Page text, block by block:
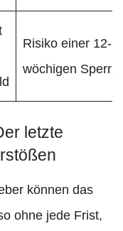
Risiko einer 12-
wöchigen
letzte
können das
ohne jede Frist,